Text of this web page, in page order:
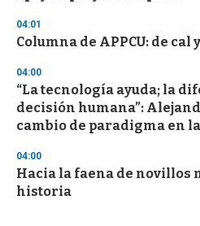
04:01
Columna de APPCU: de cal
04:00
“La tecnología ayuda; la
decisión humana”:
cambio de paradigma en
04:00
Hacia la faena de novillos
historia